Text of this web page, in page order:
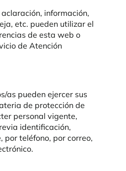
información,
etc. pueden utilizar el
de esta web o
de Atención
as pueden ejercer sus
de protección de
personal vigente,
identificación,
por teléfono, por correo,